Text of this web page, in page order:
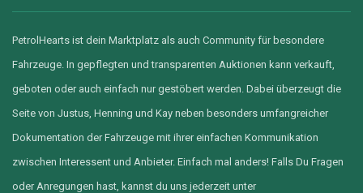
PetrolHearts ist dein Marktplatz als auch Community für besondere
Fahrzeuge. In gepflegten und transparenten Auktionen kann verkauft,
geboten oder auch einfach nur gestöbert werden. Dabei überzeugt die
Seite von Justus, Henning und Kay neben besonders umfangreicher
Dokumentation der Fahrzeuge mit ihrer einfachen Kommunikation
zwischen Interessent und Anbieter. Einfach mal anders! Falls Du Fragen
oder Anregungen hast, kannst du uns jederzeit unter